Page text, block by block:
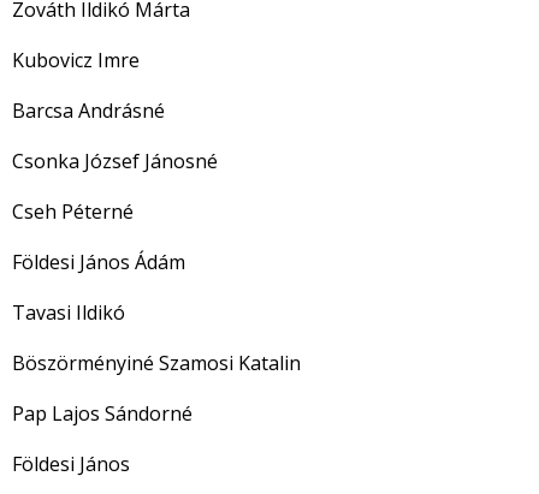
Zováth Ildikó Márta
Kubovicz Imre
Barcsa Andrásné
Csonka József Jánosné
Cseh Péterné
Földesi János Ádám
Tavasi Ildikó
Böszörményiné Szamosi Katalin
Pap Lajos Sándorné
Földesi János